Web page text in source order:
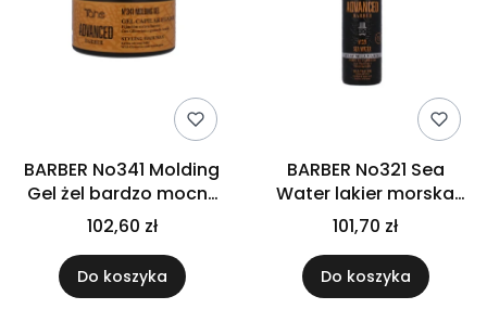
BARBER No341 Molding
Gel żel bardzo mocny
300ml
102,60 zł
Do koszyka
BARBER No321 Sea
Water lakier morska
woda 125ml
101,70 zł
Do koszyka